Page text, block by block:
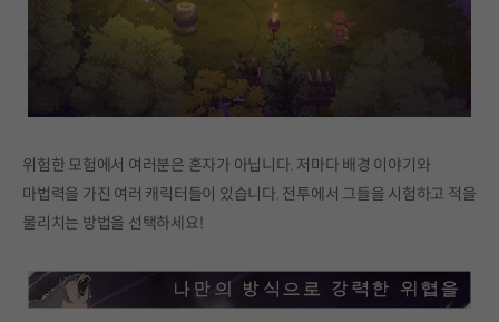
위험한 모험에서 여러분은 혼자가 아닙니다. 저마다 배경 이야기와
마법력을 가진 여러 캐릭터들이 있습니다. 전투에서 그들을 시험하고 적을
물리치는 방법을 선택하세요!